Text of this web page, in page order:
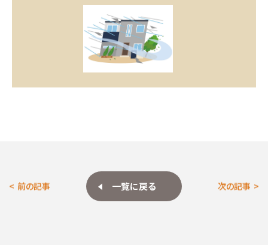
前の記事 一覧に戻る 次の記事